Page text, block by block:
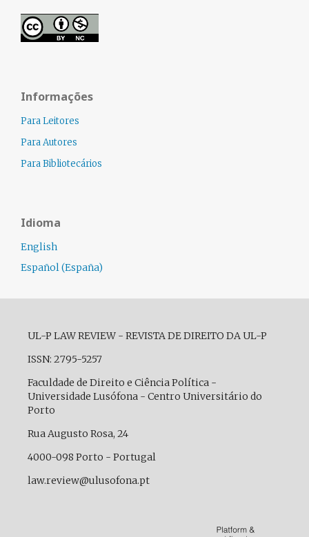
Informações
Para Leitores
Para Autores
Para Bibliotecários
Idioma
English
Español (España)
UL-P LAW REVIEW - REVISTA DE DIREITO DA UL-P
ISSN: 2795-5257
Faculdade de Direito e Ciência Política -
Universidade Lusófona - Centro Universitário do
Porto
Rua Augusto Rosa, 24
4000-098 Porto - Portugal
law.review@ulusofona.pt